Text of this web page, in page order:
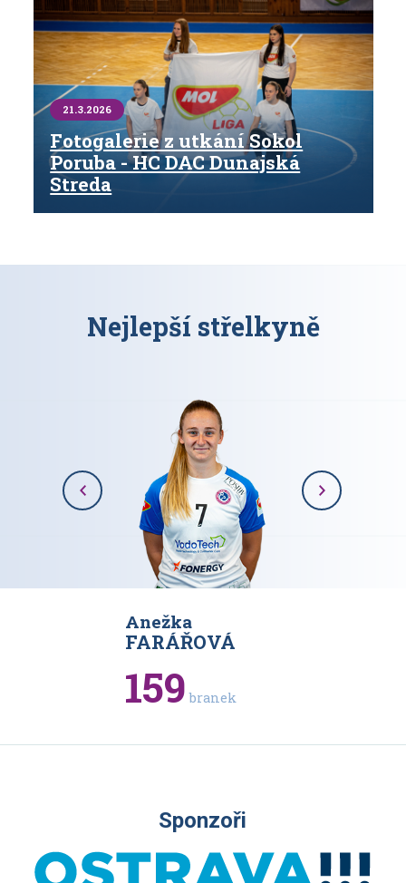
21.3.2026
Fotogalerie z utkání Sokol
Poruba - HC DAC Dunajská
Streda
Nejlepší střelkyně
Anežka
FARÁŘOVÁ
159 branek
Sponzoři